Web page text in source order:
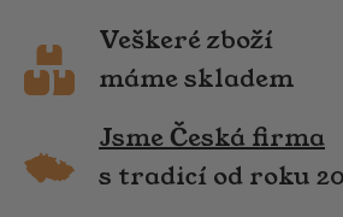
Veškeré zboží
máme skladem
Jsme Česká firma
s tradicí od roku